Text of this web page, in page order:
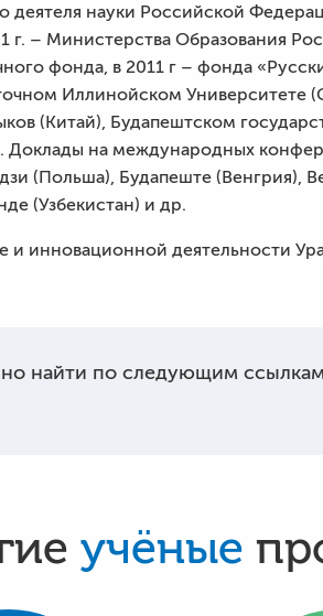
деятеля науки Российской
– Министерства Образования
фонда, в 2011 г – фонда
Иллинойском Университете
(Китай), Будапештском
на международных
(Польша), Будапеште (Венгрия),
(Узбекистан) и др.
инновационной деятельности
найти по следующим ссылкам
учёные